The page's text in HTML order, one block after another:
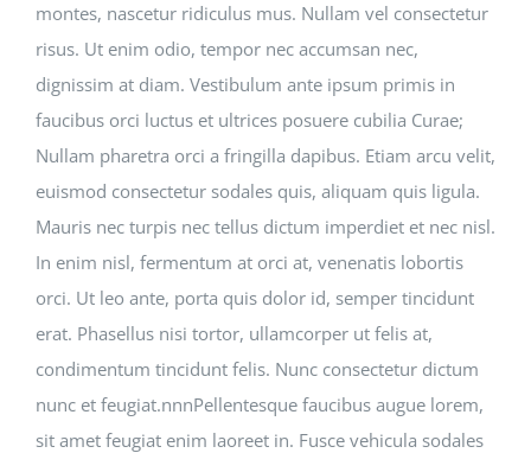
montes, nascetur ridiculus mus. Nullam vel consectetur
risus. Ut enim odio, tempor nec accumsan nec,
dignissim at diam. Vestibulum ante ipsum primis in
faucibus orci luctus et ultrices posuere cubilia Curae;
Nullam pharetra orci a fringilla dapibus. Etiam arcu velit,
euismod consectetur sodales quis, aliquam quis ligula.
Mauris nec turpis nec tellus dictum imperdiet et nec nisl.
In enim nisl, fermentum at orci at, venenatis lobortis
orci. Ut leo ante, porta quis dolor id, semper tincidunt
erat. Phasellus nisi tortor, ullamcorper ut felis at,
condimentum tincidunt felis. Nunc consectetur dictum
nunc et feugiat.nnnPellentesque faucibus augue lorem,
sit amet feugiat enim laoreet in. Fusce vehicula sodales